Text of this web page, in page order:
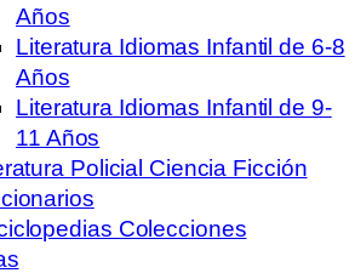
Años
Literatura Idiomas Infantil de 6-8
Años
Literatura Idiomas Infantil de 9-
11 Años
Policial Ciencia Ficción
Colecciones